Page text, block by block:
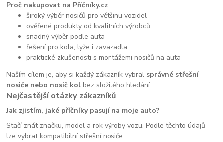
Proč nakupovat na Příčníky.cz
široký výběr nosičů pro většinu vozidel
ověřené produkty od kvalitních výrobců
snadný výběr podle auta
řešení pro kola, lyže i zavazadla
praktické zkušenosti s montážemi nosičů na auta
Naším cílem je, aby si každý zákazník vybral správné střešní
nosiče nebo nosič kol bez složitého hledání.
Nejčastější otázky zákazníků
Jak zjistím, jaké příčníky pasují na moje auto?
Stačí znát značku, model a rok výroby vozu. Podle těchto údajů
lze vybrat kompatibilní střešní nosiče.